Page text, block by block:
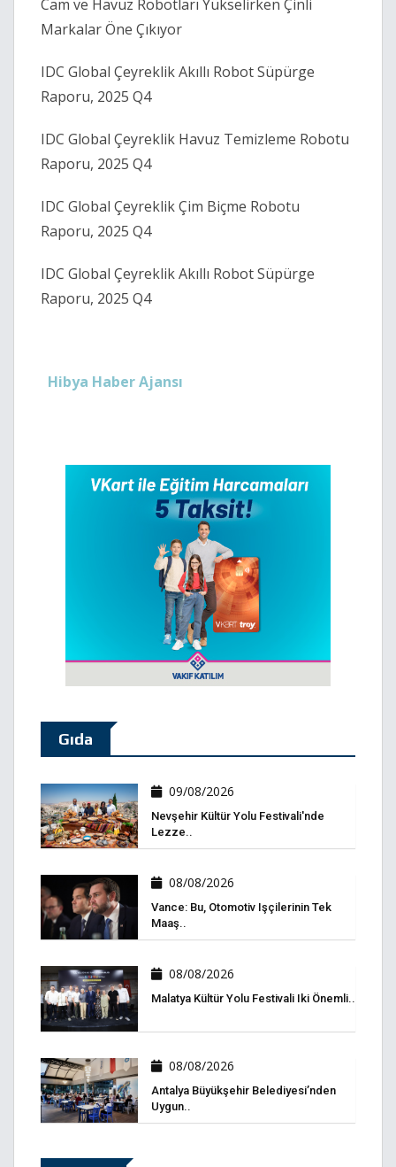
Cam ve Havuz Robotları Yükselirken Çinli
Markalar Öne Çıkıyor
IDC Global Çeyreklik Akıllı Robot Süpürge
Raporu, 2025 Q4
IDC Global Çeyreklik Havuz Temizleme Robotu
Raporu, 2025 Q4
IDC Global Çeyreklik Çim Biçme Robotu
Raporu, 2025 Q4
IDC Global Çeyreklik Akıllı Robot Süpürge
Raporu, 2025 Q4
Hibya Haber Ajansı
Gıda
09/08/2026
Nevşehir Kültür Yolu Festivali'nde
Lezze..
08/08/2026
Vance: Bu, Otomotiv Işçilerinin Tek
Maaş..
08/08/2026
Malatya Kültür Yolu Festivali Iki Önemli..
08/08/2026
Antalya Büyükşehir Belediyesi’nden
Uygun..